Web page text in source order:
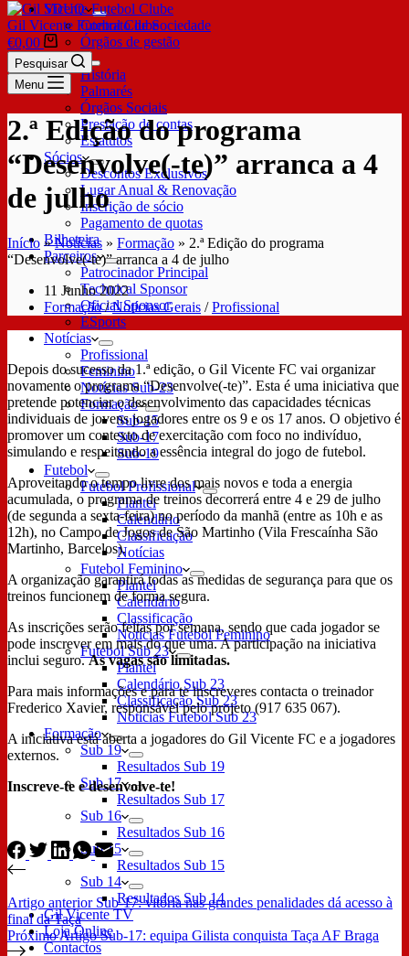
SDUQ
Contrato de Sociedade
Órgãos de gestão
Clube
História
Palmarés
Órgãos Sociais
Prestação de contas
Estatutos
Sócios
Descontos Exclusivos
Lugar Anual & Renovação
Inscrição de sócio
Pagamento de quotas
Bilheteira
Parceiros
Patrocinador Principal
Technical Sponsor
Oficial Sponsor
ESports
Notícias
Profissional
Feminino
Notícias Sub-23
Formação
Sub-15
Sub-17
Sub-19
Futebol
Futebol Profissional
Plantel
Calendário
Classificação
Notícias
Futebol Feminino
Plantel
Calendário
Classificação
Notícias Futebol Feminino
Futebol Sub 23
Plantel
Calendário Sub 23
Classificação Sub 23
Notícias Futebol Sub 23
Formação
Sub 19
Resultados Sub 19
Sub 17
Resultados Sub 17
Sub 16
Resultados Sub 16
Sub 15
Resultados Sub 15
Sub 14
Resultados Sub 14
Gil Vicente TV
Loja Online
Contactos
Gil Vicente Futebol Clube
€0,00
Pesquisar
Menu
2.ª Edição do programa
“Desenvolve(-te)” arranca a 4
de julho
Início »Notícias » Formação » 2.ª Edição do programa
“Desenvolve(-te)” arranca a 4 de julho
11 Junho 2022
Formação/Notícias Gerais /Profissional
Depois do sucesso da 1.ª edição, o Gil Vicente FC vai organizar
novamente o programa “Desenvolve(-te)”. Esta é uma iniciativa que
pretende potenciar o desenvolvimento das capacidades técnicas
individuais de jovens jogadores entre os 9 e os 17 anos. O objetivo é
promover um contexto de exercitação com foco no indivíduo,
simulando e respeitando a essência integral do jogo de futebol.
Aproveitando o tempo livre dos mais novos e toda a energia
acumulada, o programa de treinos decorrerá entre 4 e 29 de julho
(de segunda a sexta-feira) no período da manhã (entre as 10h e as
12h), no Campo de Jogos de São Martinho (Vila Frescaínha São
Martinho, Barcelos).
A organização garantirá todas as medidas de segurança para que os
treinos funcionem de forma segura.
As inscrições serão feitas por semana, sendo que cada jogador se
pode inscrever em mais do que uma. A participação na iniciativa
inclui seguro.As vagas são limitadas.
Para mais informações e para te inscreveres contacta o treinador
Frederico Xavier, responsável pelo projeto (917 635 067).
A iniciativa está aberta a jogadores do Gil Vicente FC e a jogadores
externos.
Inscreve-te e desenvolve-te!
Artigo anterior Sub-17: vitória nas grandes penalidades dá acesso à
final da Taça
PróximoArtigo Sub-17: equipa Gilista conquista Taça AF Braga